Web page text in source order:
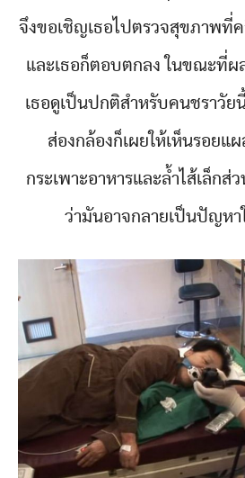
จึงขอเชิญเธอไปตรวจสุขภาพที่
และเธอก็ตอบตกลง ในขณะที่ผ
เธอดูเป็นปกติสำหรับคนชราวัย
ส่องกล้องก็เผยให้เห็นรอยแ
กระเพาะอาหารและล้ำไส้เล็ก
ว่ามันอาจกลายเป็นปัญหา